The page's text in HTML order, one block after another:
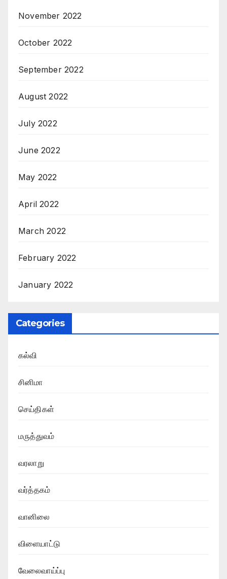
November 2022
October 2022
September 2022
August 2022
July 2022
June 2022
May 2022
April 2022
March 2022
February 2022
January 2022
Categories
கல்வி
சினிமா
செய்திகள்
மருத்துவம்
வரலாறு
வர்த்தகம்
வானிலை
விளையாட்டு
வேலைவாய்ப்பு